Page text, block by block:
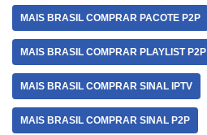
MAIS BRASIL COMPRAR PACOTE P2P
MAIS BRASIL COMPRAR PLAYLIST P2P
MAIS BRASIL COMPRAR SINAL IPTV
MAIS BRASIL COMPRAR SINAL P2P